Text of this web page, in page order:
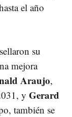
el año
su
mejora
Araujo,
y Gerard
también se